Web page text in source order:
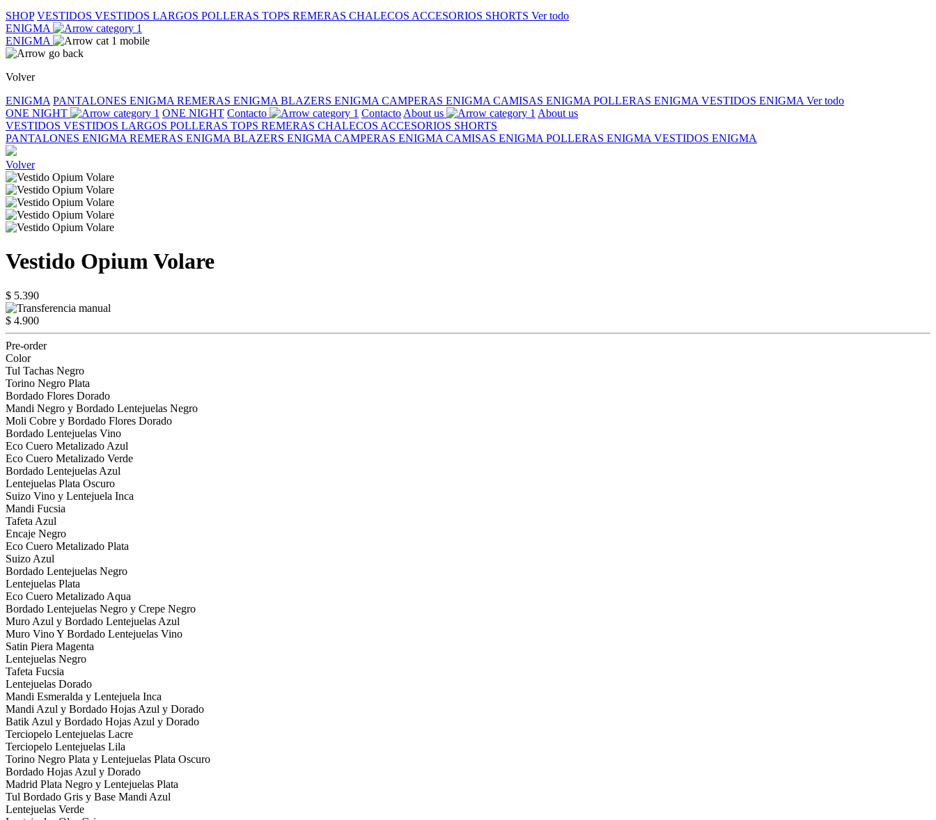
SHOP VESTIDOS VESTIDOS LARGOS POLLERAS TOPS REMERAS CHALECOS ACCESORIOS SHORTS Ver todo
ENIGMA
ENIGMA
Volver
ENIGMA PANTALONES ENIGMA REMERAS ENIGMA BLAZERS ENIGMA CAMPERAS ENIGMA CAMISAS ENIGMA POLLERAS ENIGMA VESTIDOS ENIGMA Ver todo
ONE NIGHT
ONE NIGHT Contacto Contacto About us
About us
VESTIDOS VESTIDOS LARGOS POLLERAS TOPS REMERAS CHALECOS ACCESORIOS SHORTS
PANTALONES ENIGMA REMERAS ENIGMA BLAZERS ENIGMA CAMPERAS ENIGMA CAMISAS ENIGMA POLLERAS ENIGMA VESTIDOS ENIGMA
Volver
Vestido Opium Volare
$ 5.390
$ 4.900
Pre-order
Color
Tul Tachas Negro
Torino Negro Plata
Bordado Flores Dorado
Mandi Negro y Bordado Lentejuelas Negro
Moli Cobre y Bordado Flores Dorado
Bordado Lentejuelas Vino
Eco Cuero Metalizado Azul
Eco Cuero Metalizado Verde
Bordado Lentejuelas Azul
Lentejuelas Plata Oscuro
Suizo Vino y Lentejuela Inca
Mandi Fucsia
Tafeta Azul
Encaje Negro
Eco Cuero Metalizado Plata
Suizo Azul
Bordado Lentejuelas Negro
Lentejuelas Plata
Eco Cuero Metalizado Aqua
Bordado Lentejuelas Negro y Crepe Negro
Muro Azul y Bordado Lentejuelas Azul
Muro Vino Y Bordado Lentejuelas Vino
Satin Piera Magenta
Lentejuelas Negro
Tafeta Fucsia
Lentejuelas Dorado
Mandi Esmeralda y Lentejuela Inca
Mandi Azul y Bordado Hojas Azul y Dorado
Batik Azul y Bordado Hojas Azul y Dorado
Terciopelo Lentejuelas Lacre
Terciopelo Lentejuelas Lila
Torino Negro Plata y Lentejuelas Plata Oscuro
Bordado Hojas Azul y Dorado
Madrid Plata Negro y Lentejuelas Plata
Tul Bordado Gris y Base Mandi Azul
Lentejuelas Verde